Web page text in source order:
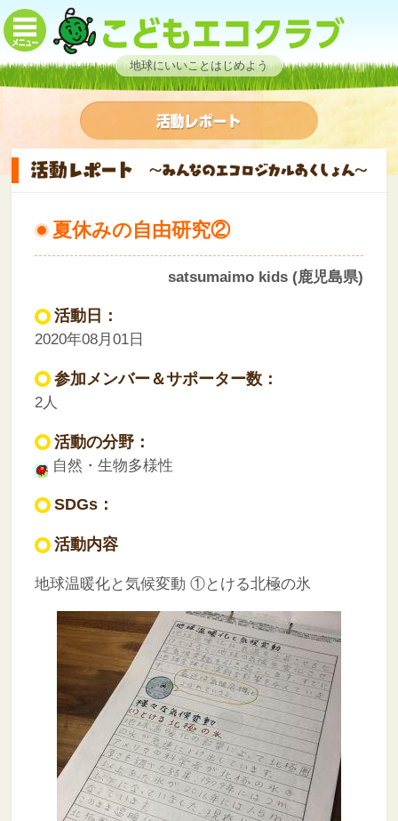
地球にいいことはじめよう
夏休みの自由研究②
satsumaimo kids (鹿児島県)
活動日：
2020年08月01日
参加メンバー＆サポーター数：
2人
活動の分野：
自然・生物多様性
SDGs：
活動内容
地球温暖化と気候変動 ①とける北極の氷